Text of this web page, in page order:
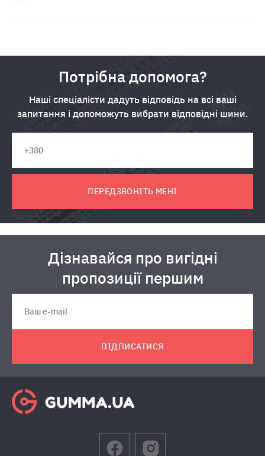
Потрібна допомога?
Наші спеціалісти дадуть відповідь на всі ваші
запитання і допоможуть вибрати відповідні шини.
ПЕРЕДЗВОНІТЬ МЕНІ
Дізнавайся про вигідні
пропозиції першим
ПІДПИСАТИСЯ